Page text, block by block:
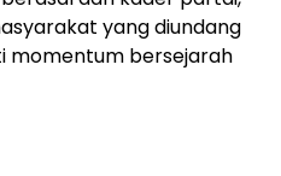
yang diundang
momentum bersejarah